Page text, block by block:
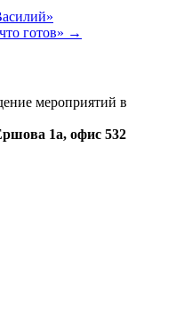
готов» →
мероприятий в
1а, офис 532